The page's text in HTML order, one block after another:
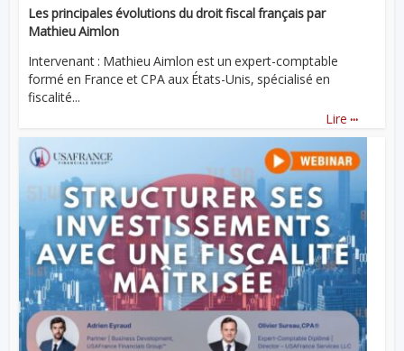
Les principales évolutions du droit fiscal français par
Mathieu Aimlon
Intervenant : Mathieu Aimlon est un expert-comptable
formé en France et CPA aux États-Unis, spécialisé en
fiscalité...
Lire ...